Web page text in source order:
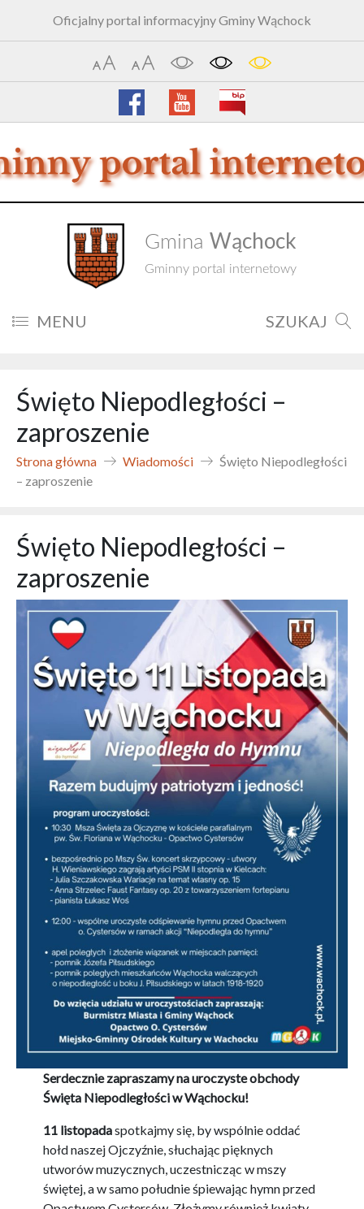
Oficjalny portal informacyjny Gminy Wąchock
Gmina Wąchock
Gminny portal internetowy
MENU SZUKAJ
Święto Niepodległości –
zaproszenie
Strona główna Wiadomości
Święto Niepodległości
– zaproszenie
Święto Niepodległości –
zaproszenie
Serdecznie zapraszamy na uroczyste obchody
Święta Niepodległości w Wąchocku!
11 listopadaspotkajmy się, by wspólnie oddać
hołd naszej Ojczyźnie, słuchając pięknych
utworów muzycznych, uczestnicząc w mszy
świętej, a w samo południe śpiewając hymn przed